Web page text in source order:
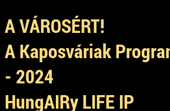
A VÁROSÉRT!
A Kaposváriak
- 2024
HungAIRy LIFE IP